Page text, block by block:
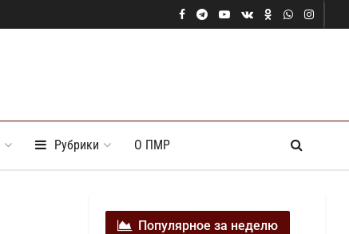
Рубрики О ПМР
Популярное за неделю